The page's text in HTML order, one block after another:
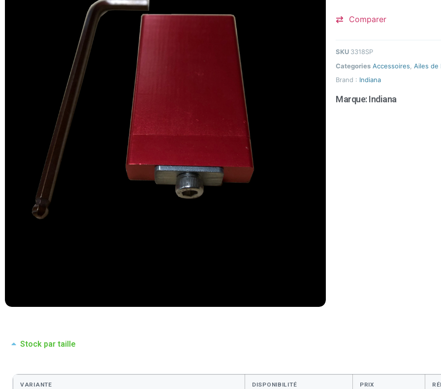
Comparer
SKU 3318SP
Categories Accessoires, Ailes de
Brand : Indiana
Marque:Indiana
Stock par taille
VARIANTE DISPONIBILITÉ PRIX